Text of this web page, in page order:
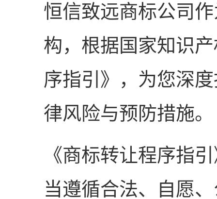
恒信致远商标公司
构，根据国家知识
序指引》，为您深
律风险与预防措施。
《商标转让程序指
当遵循合法、自愿